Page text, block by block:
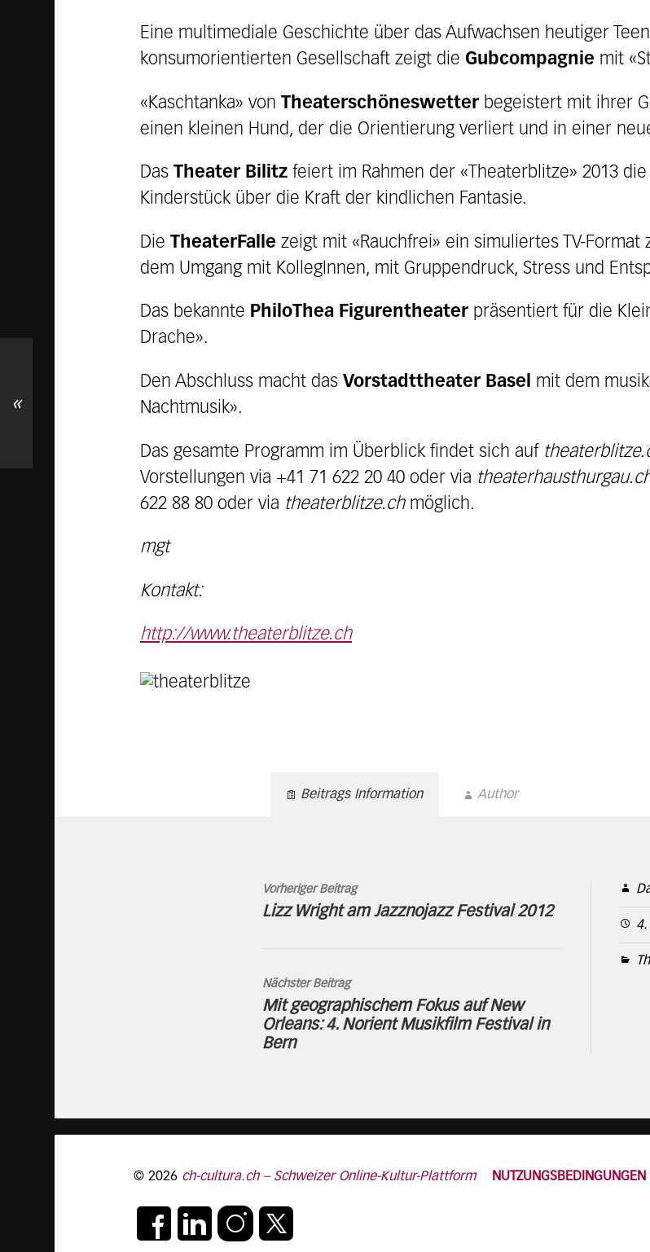
Eine multimediale Geschichte über das Aufwachsen heutiger
konsumorientierten Gesellschaft zeigt die Gubcompagnie mit
«Kaschtanka» von Theaterschöneswetter begeistert mit ihrer
einen kleinen Hund, der die Orientierung verliert und in einer
Das Theater Bilitz feiert im Rahmen der «Theaterblitze» 2013
Kinderstück über die Kraft der kindlichen Fantasie.
Die TheaterFalle zeigt mit «Rauchfrei» ein simuliertes TV-Format
dem Umgang mit KollegInnen, mit Gruppendruck, Stress und
Das bekannte PhiloThea Figurentheater präsentiert für die
Drache».
Den Abschluss macht das Vorstadttheater Basel
mit dem
Nachtmusik».
Das gesamte Programm im Überblick findet sich auf
Vorstellungen via +41 71 622 20 40 oder via
622 88 80 oder via theaterblitze.chmöglich.
mgt
Kontakt:
http://www.theaterblitze.ch
Beitrags Information Author
4.
Vorheriger Beitrag
Lizz Wright am Jazznojazz Festival 2012
Nächster Beitrag
Mit geographischem Fokus auf New
Orleans: 4. Norient Musikfilm Festival in
Bern
«
© 2026 ch-cultura.ch – Schweizer Online-Kultur-Plattform NUTZUNGSBEDINGUNGEN